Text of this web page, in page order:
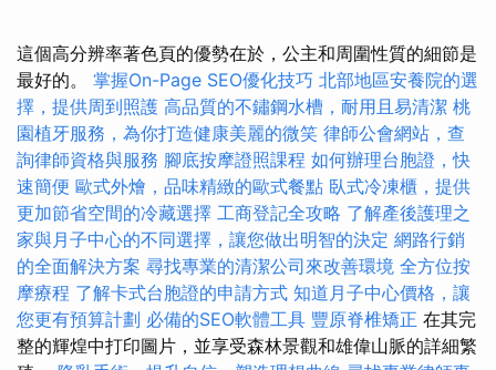
這個高分辨率著色頁的優勢在於，公主和周圍性質的細節是
最好的。 掌握On-Page SEO優化技巧 北部地區安養院的選
擇，提供周到照護 高品質的不鏽鋼水槽，耐用且易清潔 桃
園植牙服務，為你打造健康美麗的微笑 律師公會網站，查
詢律師資格與服務 腳底按摩證照課程 如何辦理台胞證，快
速簡便 歐式外燴，品味精緻的歐式餐點 臥式冷凍櫃，提供
更加節省空間的冷藏選擇 工商登記全攻略 了解產後護理之
家與月子中心的不同選擇，讓您做出明智的決定 網路行銷
的全面解決方案 尋找專業的清潔公司來改善環境 全方位按
摩療程 了解卡式台胞證的申請方式 知道月子中心價格，讓
您更有預算計劃 必備的SEO軟體工具 豐原脊椎矯正 在其完
整的輝煌中打印圖片，並享受森林景觀和雄偉山脈的詳細繁